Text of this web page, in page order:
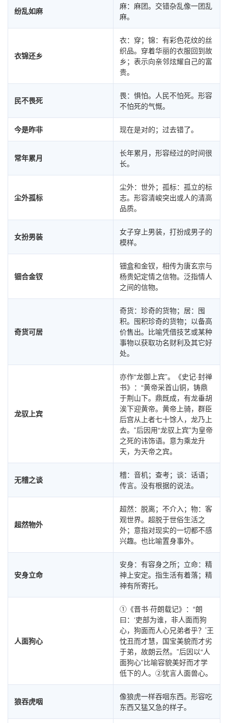
纷乱如麻
麻：麻团。交错杂乱像一团乱
麻。
衣锦还乡
衣：穿；锦：有彩色花纹的丝
织品。穿着华丽的衣服回到故
乡；表示向亲邻炫耀自己的富
贵。
民不畏死
畏：惧怕。人民不怕死。形容
不怕死的气慨。
今是昨非 现在是对的；过去错了。
常年累月
长年累月，形容经过的时间很
长。
尘外孤标
尘外：世外；孤标：孤立的标
志。形容清峻突出或人的清高
品质。
女扮男装
女子穿上男装，打扮成男子的
模样。
钿合金钗
钿盒和金钗，相传为唐玄宗与
杨贵妃定情之信物。泛指情人
之间的信物。
奇货可居
奇货：珍奇的货物；居：囤
积。囤积珍奇的货物；以备高
价售出。比喻凭借技艺或某种
事物以获取功名财利及其它好
处。
龙驭上宾
亦作“龙御上宾”。《史记·封禅
书》：“黄帝采首山铜，铸鼎
于荆山下。鼎既成，有龙垂胡
涘下迎黄帝。黄帝上骑，群臣
后宫从上者七十馀人，龙乃上
去。”后因用“龙驭上宾”为皇帝
之死的讳饰语。意为乘龙升
天，为天帝之宾。
无稽之谈
稽：音机；查考；谈：话语；
传言。没有根据的说法。
超然物外
超然：脱离；不介入；物：客
观世界。超脱于世俗生活之
外；意指对现实的一切都不感
兴趣。也比喻置身事外。
安身立命
安身：有容身之所；立命：精
神上安定。指生活有着落；精
神有所寄托。
人面狗心
①《晋书·苻朗载记》：“朗
曰：‘吏部为谁，非人面而狗
心，狗面而人心兄弟者乎？’王
忱丑而才慧，国宝美貌而才劣
于弟，故朗云然。”后因以“人
面狗心”比喻容貌美好而才学
低下的人。②犹言人面兽心。
狼吞虎咽
像狼虎一样吞咽东西。形容吃
东西又猛又急的样子。